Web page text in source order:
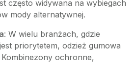
często widywana na wybiegach
mody alternatywnej.
: W wielu branżach, gdzie
priorytetem, odzież gumowa
ochronne,